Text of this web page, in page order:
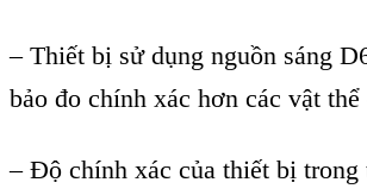
– Thiết bị sử dụng nguồn sáng
bảo đo chính xác hơn các vật thể
– Độ chính xác của thiết bị trong